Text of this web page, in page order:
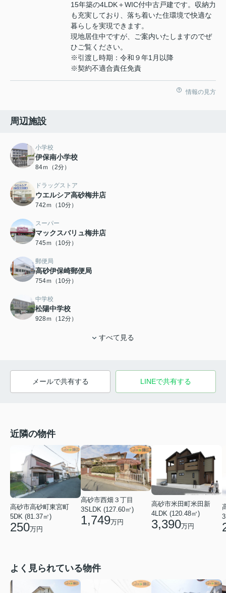
15年築の4LDK＋WIC付中古戸建です。収納力
も充実しており、落ち着いた住環境で快適な
暮らしを実現できます。
現地居住中ですが、ご案内いたしますのでぜ
ひご覧ください。
※引渡し時期：令和９年1月以降
※契約不適合責任免責
情報の見方
周辺施設
小学校
伊保南小学校
84ｍ（2分）
ドラッグストア
ウエルシア高砂梅井店
742ｍ（10分）
スーパー
マックスバリュ梅井店
745ｍ（10分）
郵便局
高砂伊保崎郵便局
754ｍ（10分）
中学校
松陽中学校
928ｍ（12分）
すべて見る
メールで共有する LINEで共有する
近隣の物件
高砂市高砂町東宮町
5DK (81.37㎡)
250万円
高砂市西畑３丁目
3SLDK (127.60㎡)
1,749万円
高砂市米田町米田新
4LDK (120.48㎡)
3,390万円
よく見られている物件